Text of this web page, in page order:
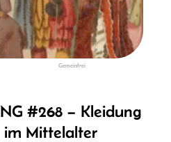
Gemeinfrei
#268 – Kleidung
im Mittelalter